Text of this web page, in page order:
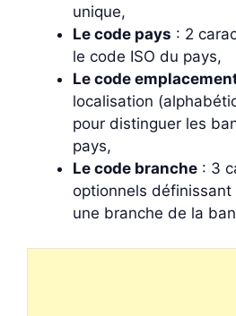
unique,
Le code pays : 2
le code ISO du pays,
Le code
localisation
pour distinguer les
pays,
Le code branche : 3
optionnels définissant
une branche de la